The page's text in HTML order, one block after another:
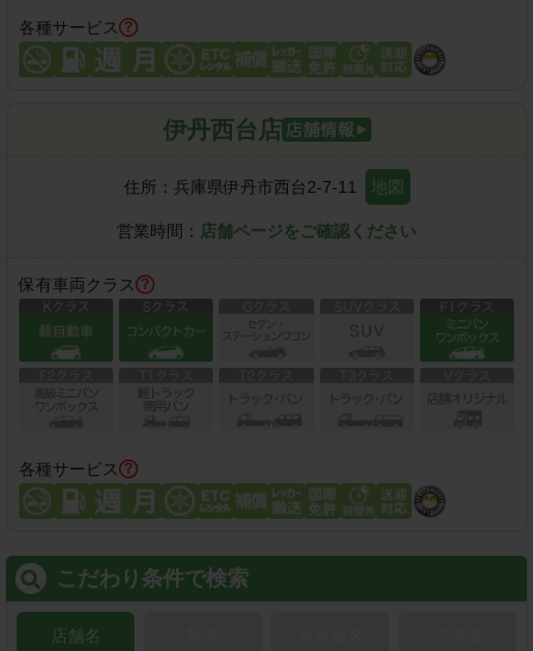
各種サービス
伊丹西台店
住所： 兵庫県伊丹市西台2-7-11 地図
営業時間： 店舗ページをご確認ください
保有車両クラス
各種サービス
こだわり条件で検索
店舗名